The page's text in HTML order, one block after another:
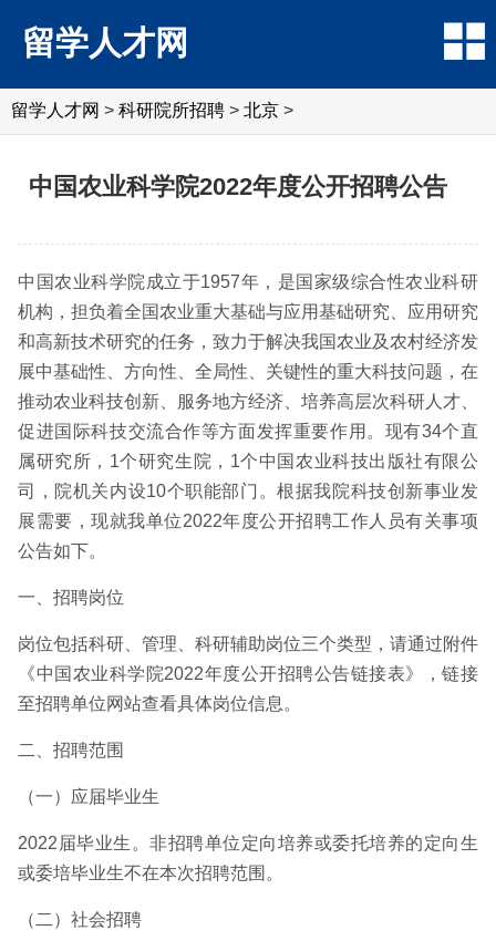
留学人才网
留学人才网 > 科研院所招聘 > 北京 >
中国农业科学院2022年度公开招聘公告
中国农业科学院成立于1957年，是国家级综合性农业科研
机构，担负着全国农业重大基础与应用基础研究、应用研究
和高新技术研究的任务，致力于解决我国农业及农村经济发
展中基础性、方向性、全局性、关键性的重大科技问题，在
推动农业科技创新、服务地方经济、培养高层次科研人才、
促进国际科技交流合作等方面发挥重要作用。现有34个直
属研究所，1个研究生院，1个中国农业科技出版社有限公
司，院机关内设10个职能部门。根据我院科技创新事业发
展需要，现就我单位2022年度公开招聘工作人员有关事项
公告如下。
一、招聘岗位
岗位包括科研、管理、科研辅助岗位三个类型，请通过附件
《中国农业科学院2022年度公开招聘公告链接表》，链接
至招聘单位网站查看具体岗位信息。
二、招聘范围
（一）应届毕业生
2022届毕业生。非招聘单位定向培养或委托培养的定向生
或委培毕业生不在本次招聘范围。
（二）社会招聘